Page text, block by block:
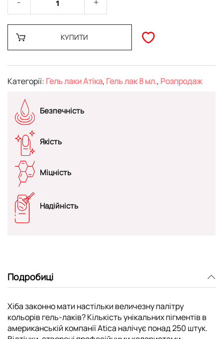
КУПИТИ
Категорії: Гель лаки Атіка, Гель лак 8 мл., Розпродаж
Безпечність
Якість
Міцність
Надійність
Подробиці
Хіба законно мати настільки величезну палітру
кольорів гель-лаків? Кількість унікальних пігментів в
американській компанії Atica налічує понад 250 штук.